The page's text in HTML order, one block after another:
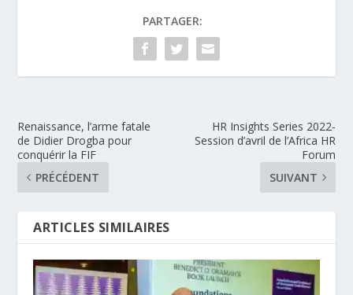
PARTAGER:
Renaissance, l’arme fatale
de Didier Drogba pour
conquérir la FIF
PRÉCÉDENT
HR Insights Series 2022-
Session d’avril de l’Africa HR
Forum
SUIVANT
ARTICLES SIMILAIRES